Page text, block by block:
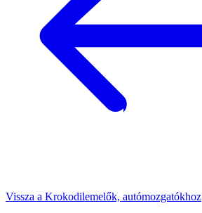
Vissza a Krokodilemelők, autómozgatókhoz